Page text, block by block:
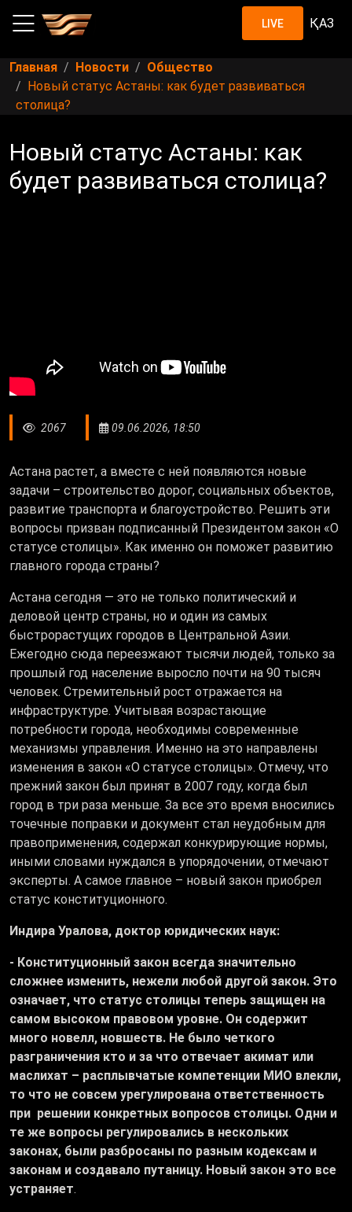
LIVE ҚАЗ
Главная Новости
Общество
Новый статус Астаны: как будет развиваться
столица?
Новый статус Астаны: как
будет развиваться столица?
2067 09.06.2026, 18:50
Астана растет, а вместе с ней появляются новые
задачи – строительство дорог, социальных объектов,
развитие транспорта и благоустройство. Решить эти
вопросы призван подписанный Президентом закон «О
статусе столицы». Как именно он поможет развитию
главного города страны?
Астана сегодня — это не только политический и
деловой центр страны, но и один из самых
быстрорастущих городов в Центральной Азии.
Ежегодно сюда переезжают тысячи людей, только за
прошлый год население выросло почти на 90 тысяч
человек. Стремительный рост отражается на
инфраструктуре. Учитывая возрастающие
потребности города, необходимы современные
механизмы управления. Именно на это направлены
изменения в закон «О статусе столицы». Отмечу, что
прежний закон был принят в 2007 году, когда был
город в три раза меньше. За все это время вносились
точечные поправки и документ стал неудобным для
правоприменения, содержал конкурирующие нормы,
иными словами нуждался в упорядочении, отмечают
эксперты. А самое главное – новый закон приобрел
статус конституционного.
Индира Уралова, доктор юридических наук:
- Конституционный закон всегда значительно
сложнее изменить, нежели любой другой закон. Это
означает, что статус столицы теперь защищен на
самом высоком правовом уровне. Он содержит
много новелл, новшеств. Не было четкого
разграничения кто и за что отвечает акимат или
маслихат – расплывчатые компетенции МИО влекли,
то что не совсем урегулирована ответственность
при решении конкретных вопросов столицы. Одни и
те же вопросы регулировались в нескольких
законах, были разбросаны по разным кодексам и
законам и создавало путаницу. Новый закон это все
устраняет.